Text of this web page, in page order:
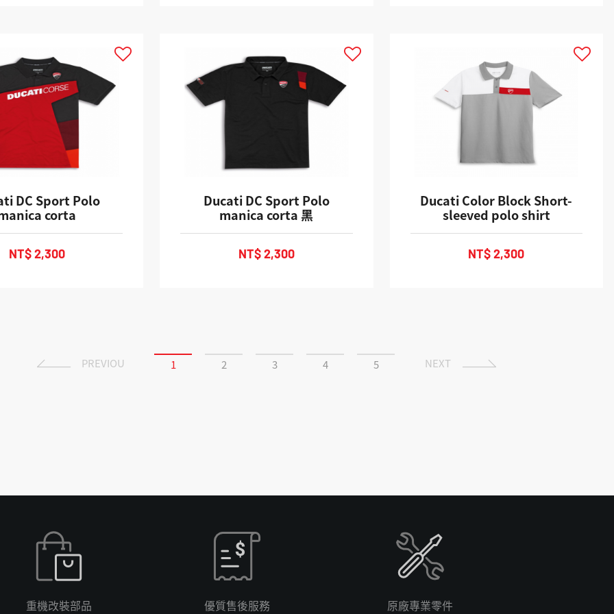
DC Sport Polo
corta
NT$ 2,300
Ducati DC Sport Polo
manica corta 黑
NT$ 2,300
Ducati Color Block Short-
sleeved polo shirt
NT$ 2,300
PREVIOU 1 2 3 4 5 NEXT
重機改裝部品 優質售後服務 原廠專業零件